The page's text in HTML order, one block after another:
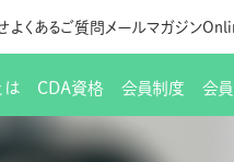
よくあるご質問 メールマガジン
は CDA資格 会員制度 会